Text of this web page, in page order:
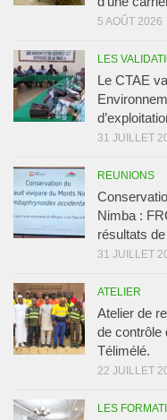
5 AOÛT 2026
LES
Le CTAE
31 JUILLET
REUNIONS
Nimba :
résultats
31 JUILLET
ATELIER
Atelier de
de contrôle
Télimélé.
22 JUILLET
LES